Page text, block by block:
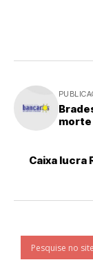
Caixa lucra